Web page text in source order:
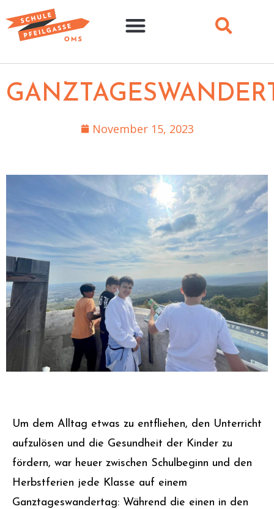
November 15, 2023
Um dem Alltag etwas zu entfliehen, den Unterricht
aufzulösen und die Gesundheit der Kinder zu
fördern, war heuer zwischen Schulbeginn und den
Herbstferien jede Klasse auf einem
Ganztageswandertag: Während die einen in den